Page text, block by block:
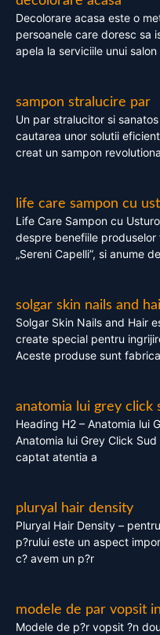
Decolorare acasa este o
persoanele care doresc sa
apela la serviciile unui salon
sampon stralucire par
Un par stralucitor si
cautarea unor solutii
creat un sampon
life care sampon cu
Life Care Sampon cu
despre benefiile
„Sereni Capelli”, si anume
solgar skin nails and
Solgar Skin Nails and Hair
create special pentru
Aceste produse sunt
anatomia lui grey click
Heading H2 – Anatomia lui
Anatomia lui Grey Click
captat atentia a
pluryal hair density
Pluryal Hair Density –
p?rului este un aspect
c? avem un p?r
modele de par vopsit
Modele de p?r vopsit ?n